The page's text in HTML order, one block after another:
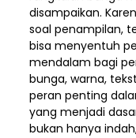
disampaikan.
soal penampilan,
bisa menyentuh
mendalam bagi
bunga, warna,
peran penting
yang menjadi
bukan hanya